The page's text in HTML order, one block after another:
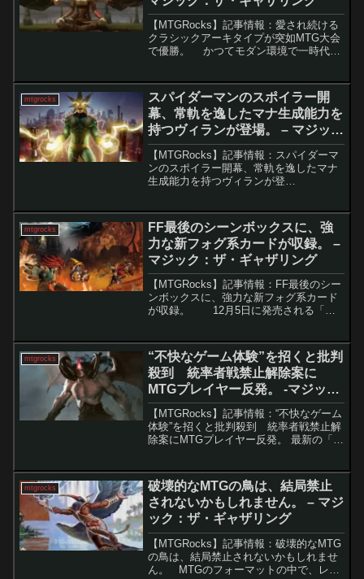
【MTGRocks】記事情報：愛され続ける
クラシックアーキタイプが突如MTG大会
で優勝。 かつてモダン環境で一時代を
の、『モダンホライゾン2』 の登場によ
り「ハ...
mtgrocks
スパイダーマンのスポイラー開
幕、常軌を逸したマナ生成能力を
持つヴィランが登場。 – マジッ
ク：ザ・ギャザリング
【MTGRocks】記事情報：スパイダーマ
ンのスポイラー開幕、常軌を逸したマナ
生成能力を持つヴィランが登
ーズンが始まりました。これまでヒー
ロ...
mtgrocks
FF最後のシーンボックスに、強
力な新フォグ系カードが収録。 –
マジック：ザ・ギャザリング
【MTGRocks】記事情報：FF最後のシー
ンボックスに、強力な新フォグ系カード
が収録。 12月5日に発売される「フ
べて公開されました。EDH向けに強力
な...
mtgrocks
“不快なゲーム体験”を招くと批判
殺到 統率者戦禁止解除案に
MTGプレイヤー反発。 -マジッ
ク：ザ・ギャザリング
【MTGRocks】記事情報：“不快なゲーム
体験”を招くと批判殺到 統率者戦禁止解
除案にMTGプレイヤー反発。 最新の「統
補”が提示された。正式決定には至ってい
ないものの...
mtgrocks
破壊的なMTGの鳥は、結局禁止
されないかもしれません。 – マジ
ック：ザ・ギャザリング
【MTGRocks】記事情報：破壊的なMTG
の鳥は、結局禁止されないかもしれませ
ん。 MTGのフォーマットの中で、レガ